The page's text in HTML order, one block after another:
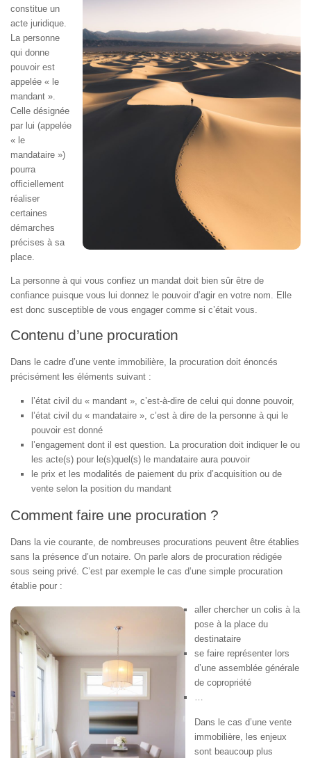
constitue un
acte juridique.
La personne
qui donne
pouvoir est
appelée « le
mandant ».
Celle désignée
par lui (appelée
« le
mandataire »)
pourra
officiellement
réaliser
certaines
démarches
précises à sa
place.
La personne à qui vous confiez un mandat doit bien sûr être de
confiance puisque vous lui donnez le pouvoir d’agir en votre nom. Elle
est donc susceptible de vous engager comme si c’était vous.
Contenu d’une procuration
Dans le cadre d’une vente immobilière, la procuration doit énoncés
précisément les éléments suivant :
l’état civil du « mandant », c’est-à-dire de celui qui donne pouvoir,
l’état civil du « mandataire », c’est à dire de la personne à qui le
pouvoir est donné
l’engagement dont il est question. La procuration doit indiquer le ou
les acte(s) pour le(s)quel(s) le mandataire aura pouvoir
le prix et les modalités de paiement du prix d’acquisition ou de
vente selon la position du mandant
Comment faire une procuration ?
Dans la vie courante, de nombreuses procurations peuvent être établies
sans la présence d’un notaire. On parle alors de procuration rédigée
sous seing privé. C’est par exemple le cas d’une simple procuration
établie pour :
aller chercher un colis à la
pose à la place du
destinataire
se faire représenter lors
d’une assemblée générale
de copropriété
Dans le cas d’une vente
immobilière, les enjeux
sont beaucoup plus